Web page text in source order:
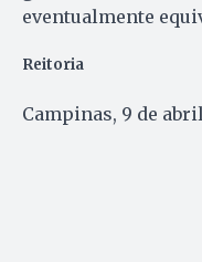
eventualmente
Reitoria
Campinas, 9 de